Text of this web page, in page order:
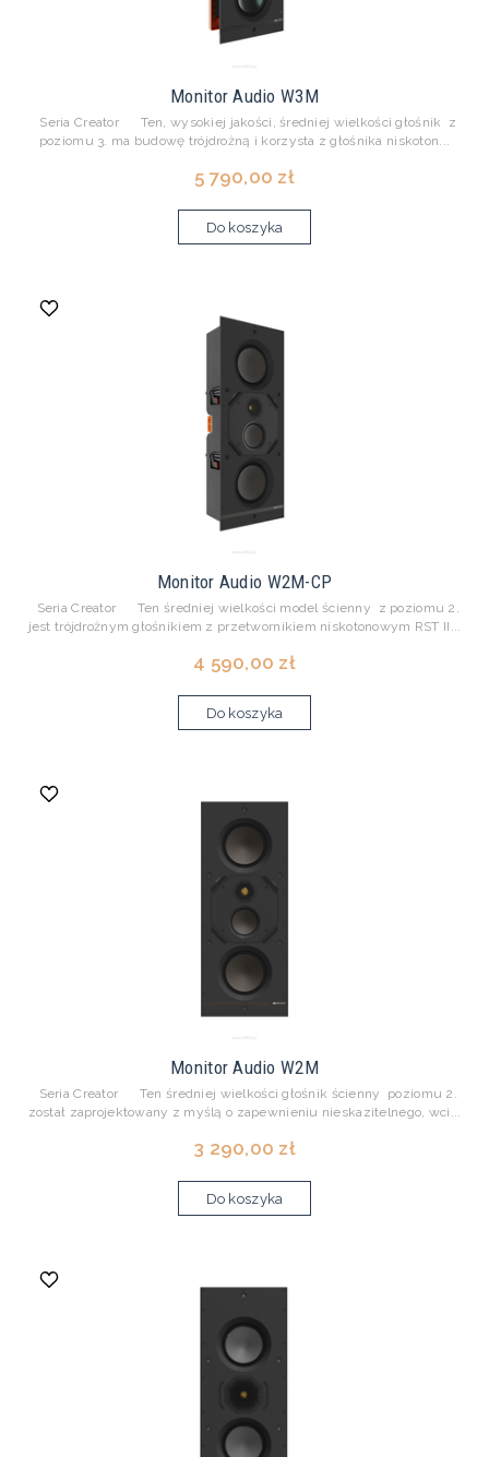
Monitor Audio W3M
Seria Creator Ten, wysokiej jakości, średniej wielkości głośnik z
poziomu 3. ma budowę trójdrożną i korzysta z głośnika niskoton...
5 790,00 zł
Do koszyka
Monitor Audio W2M-CP
Seria Creator Ten średniej wielkości model ścienny z poziomu 2.
jest trójdrożnym głośnikiem z przetwornikiem niskotonowym RST II...
4 590,00 zł
Do koszyka
Monitor Audio W2M
Seria Creator Ten średniej wielkości głośnik ścienny poziomu 2.
został zaprojektowany z myślą o zapewnieniu nieskazitelnego, wci...
3 290,00 zł
Do koszyka